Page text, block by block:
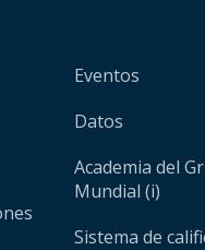
Eventos
Datos
Academia del
Mundial (i)
Sistema de